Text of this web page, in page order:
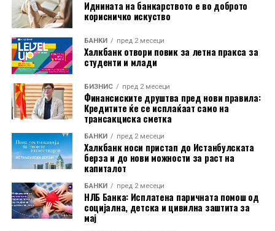
Подносителите на тужбата наведуваат дека, иако
американскиот закон дозволува воведување царини
во одредени случаи, историски тие биле насочени кон
конкретни земји или индустрии. Според нив,
сегашниот широк пристап, кој опфаќа речиси
целокупниот американски увоз, нема преседан и ги
надминува законските рамки.
Иднината на банкарството е во доброто
корисничко искуство
БАНКИ пред 2 месеци
Халкбанк отвори повик за летна пракса за
студенти и млади
БИЗНИС пред 2 месеци
Финансиските друштва пред нови правила:
Кредитите ќе се исплаќаат само на
трансакциска сметка
БАНКИ пред 2 месеци
Халкбанк носи пристап до Истанбулската
берза и до нови можности за раст на
капиталот
БАНКИ пред 2 месеци
НЛБ Банка: Исплатена паричната помош од
социјална, детска и цивилна заштита за
мај